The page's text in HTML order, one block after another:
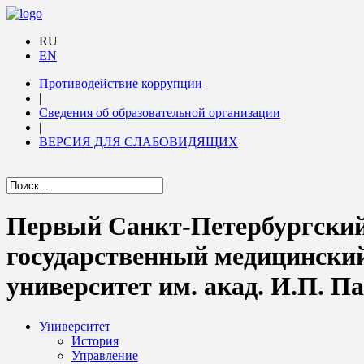
RU
EN
Противодействие коррупции
|
Сведения об образовательной организации
|
ВЕРСИЯ ДЛЯ СЛАБОВИДЯЩИХ
Первый Санкт-
государственный
университет им. акад. И.П.
Университет
История
Управление